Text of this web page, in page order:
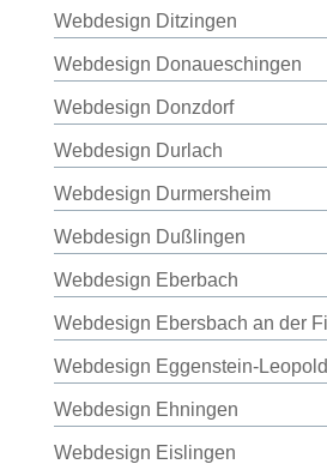
Webdesign Ditzingen
Webdesign Donaueschingen
Webdesign Donzdorf
Webdesign Durlach
Webdesign Durmersheim
Webdesign Dußlingen
Webdesign Eberbach
Webdesign Ebersbach an der
Webdesign Eggenstein-
Webdesign Ehningen
Webdesign Eislingen